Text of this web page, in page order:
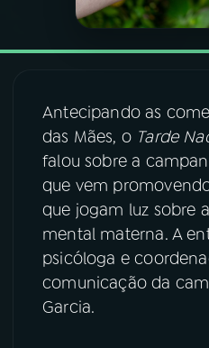
PODCASTS
ÚLTIMAS
08FESTIVAL DE MÚSICA
ACOMPANHE A RÁDIO NACIONAL
YouTube
Antecipando as
das Mães, o Tarde
falou sobre a
que vem
que jogam luz sobre
mental materna. A
psicóloga e
comunicação da
Garcia.